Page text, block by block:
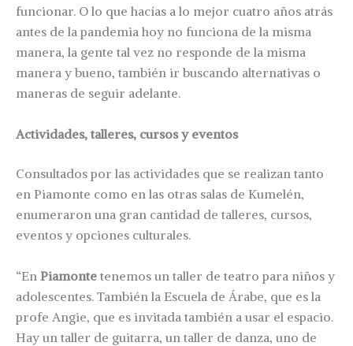
funcionar. O lo que hacías a lo mejor cuatro años atrás
antes de la pandemia hoy no funciona de la misma
manera, la gente tal vez no responde de la misma
manera y bueno, también ir buscando alternativas o
maneras de seguir adelante.
Actividades, talleres, cursos y eventos
Consultados por las actividades que se realizan tanto
en Piamonte como en las otras salas de Kumelén,
enumeraron una gran cantidad de talleres, cursos,
eventos y opciones culturales.
“En Piamonte tenemos un taller de teatro para niños y
adolescentes. También la Escuela de Árabe, que es la
profe Angie, que es invitada también a usar el espacio.
Hay un taller de guitarra, un taller de danza, uno de